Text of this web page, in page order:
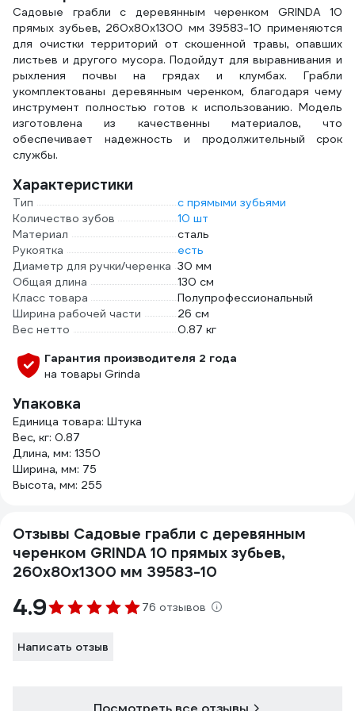
SAD
Садовые грабли с деревянным черенком GRINDA 10
прямых зубьев, 260х80х1300 мм 39583-10 применяются
для очистки территорий от скошенной травы, опавших
листьев и другого мусора. Подойдут для выравнивания и
рыхления почвы на грядах и клумбах. Грабли
укомплектованы деревянным черенком, благодаря чему
инструмент полностью готов к использованию. Модель
изготовлена из качественны материалов, что
обеспечивает надежность и продолжительный срок
службы.
Характеристики
Тип
с прямыми зубьями
Количество зубов
10 шт
Материал
сталь
Рукоятка
есть
Диаметр для ручки/черенка 30 мм
Общая длина
130 см
Класс товара
Полупрофессиональный
Ширина рабочей части
26 см
Вес нетто
0.87 кг
Гарантия производителя 2 года
на товары Grinda
Упаковка
Единица товара: Штука
Вес, кг: 0.87
Длина, мм: 1350
Ширина, мм: 75
Высота, мм: 255
Отзывы Садовые грабли с деревянным
черенком GRINDA 10 прямых зубьев,
260х80х1300 мм 39583-10
4.9 76 отзывов
Написать отзыв